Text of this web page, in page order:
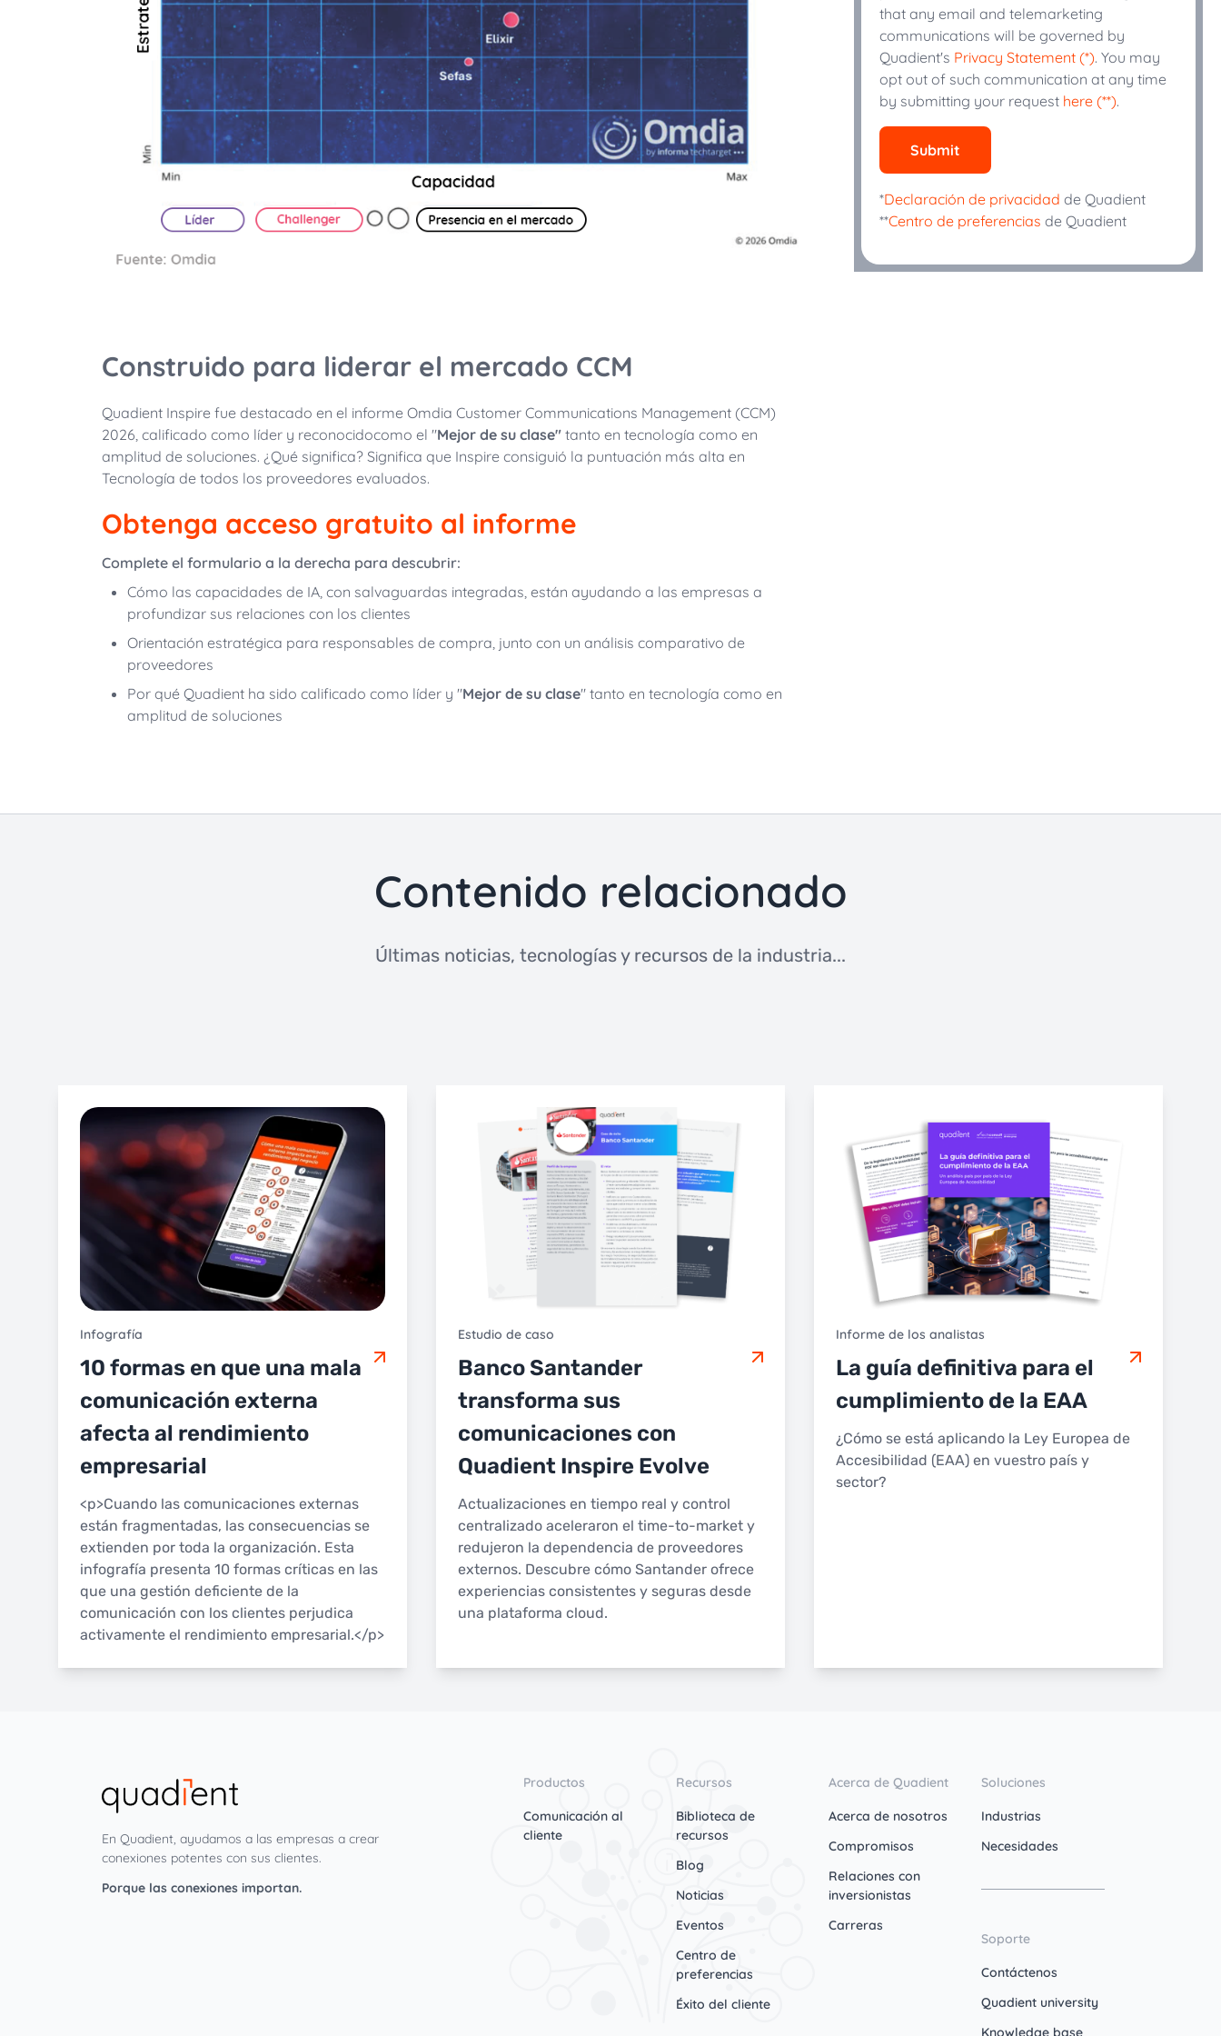
that any email and telemarketing
communications will be governed by
Quadient's Privacy Statement (*). You may
opt out of such communication at any time
by submitting your request here (**).
Submit
*Declaración de privacidad de Quadient
**Centro de preferencias de Quadient
Construido para liderar el mercado CCM
Quadient Inspire fue destacado en el informe Omdia Customer Communications Management (CCM)
2026, calificado como líder y reconocidocomo el "Mejor de su clase" tanto en tecnología como en
amplitud de soluciones. ¿Qué significa? Significa que Inspire consiguió la puntuación más alta en
Tecnología de todos los proveedores evaluados.
Obtenga acceso gratuito al informe
Complete el formulario a la derecha para descubrir:
Cómo las capacidades de IA, con salvaguardas integradas, están ayudando a las empresas a
profundizar sus relaciones con los clientes
Orientación estratégica para responsables de compra, junto con un análisis comparativo de
proveedores
Por qué Quadient ha sido calificado como líder y "Mejor de su clase" tanto en tecnología como en
amplitud de soluciones
Contenido relacionado
Últimas noticias, tecnologías y recursos de la industria...
Infografía
10 formas en que una mala
comunicación externa
afecta al rendimiento
empresarial
<p>Cuando las comunicaciones externas
están fragmentadas, las consecuencias se
extienden por toda la organización. Esta
infografía presenta 10 formas críticas en las
que una gestión deficiente de la
comunicación con los clientes perjudica
activamente el rendimiento empresarial.</p>
Estudio de caso
Banco Santander
transforma sus
comunicaciones con
Quadient Inspire Evolve
Actualizaciones en tiempo real y control
centralizado aceleraron el time-to-market y
redujeron la dependencia de proveedores
externos. Descubre cómo Santander ofrece
experiencias consistentes y seguras desde
una plataforma cloud.
Informe de los analistas
La guía definitiva para el
cumplimiento de la EAA
¿Cómo se está aplicando la Ley Europea de
Accesibilidad (EAA) en vuestro país y
sector?
En Quadient, ayudamos a las empresas a crear
conexiones potentes con sus clientes.
Porque las conexiones importan.
Productos
Comunicación al
cliente
Recursos
Biblioteca de
recursos
Blog
Noticias
Eventos
Centro de
preferencias
Éxito del cliente
Acerca de Quadient
Acerca de nosotros
Compromisos
Relaciones con
inversionistas
Carreras
Soluciones
Industrias
Necesidades
Soporte
Contáctenos
Quadient university
Knowledge base